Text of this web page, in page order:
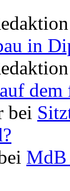
in
dem
bei
MdB